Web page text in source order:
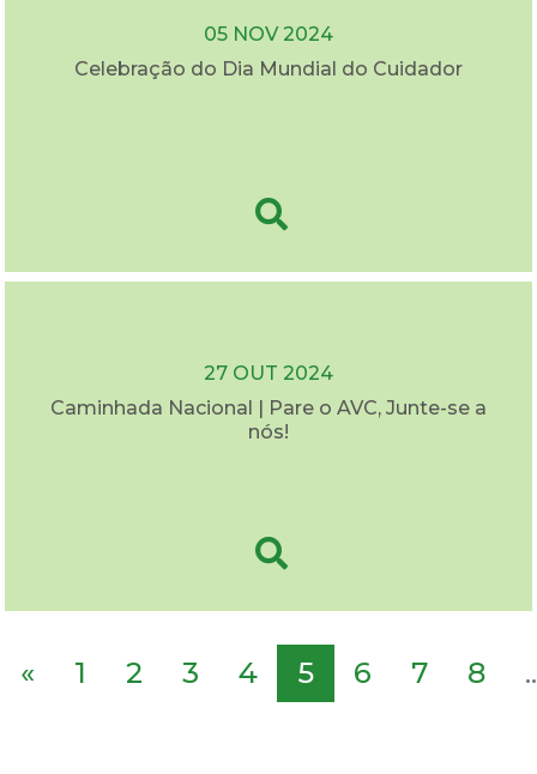
05 NOV 2024
Celebração do Dia Mundial do Cuidador
27 OUT 2024
Caminhada Nacional | Pare o AVC, Junte-se a
nós!
« 1 2 3 4 5 6 7 8